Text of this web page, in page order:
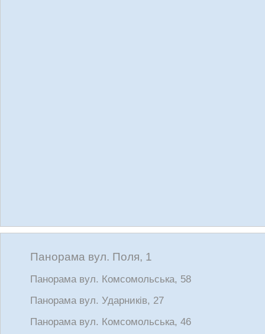
Панорама вул. Поля, 1
Панорама вул. Комсомольська, 58
Панорама вул. Ударників, 27
Панорама вул. Комсомольська, 46